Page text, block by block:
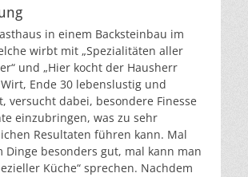
in einem Backsteinbau im
wirbt mit „Spezialitäten aller
und „Hier kocht der Hausherr
Ende 30 lebenslustig und
versucht dabei, besondere Finesse
einzubringen, was zu sehr
Resultaten führen kann. Mal
Dinge besonders gut, mal kann man
Küche“ sprechen. Nachdem